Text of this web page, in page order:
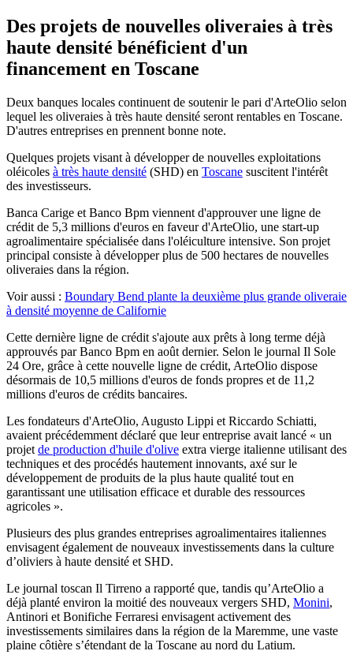
Des projets de nouvelles oliveraies à très
haute densité bénéficient d'un
financement en Toscane
Deux banques locales continuent de soutenir le pari d'ArteOlio selon
lequel les oliveraies à très haute densité seront rentables en Toscane.
D'autres entreprises en prennent bonne note.
Quelques projets visant à développer de nouvelles exploitations
oléicoles à très haute densité (SHD) en Toscane suscitent l'intérêt
des investisseurs.
Banca Carige et Banco Bpm viennent d'approuver une ligne de
crédit de 5,3 millions d'euros en faveur d'ArteOlio, une start-up
agroalimentaire spécialisée dans l'oléiculture intensive. Son projet
principal consiste à développer plus de 500 hectares de nouvelles
oliveraies dans la région.
Voir aussi : Boundary Bend plante la deuxième plus grande oliveraie
à densité moyenne de Californie
Cette dernière ligne de crédit s'ajoute aux prêts à long terme déjà
approuvés par Banco Bpm en août dernier. Selon le journal Il Sole
24 Ore, grâce à cette nouvelle ligne de crédit, ArteOlio dispose
désormais de 10,5 millions d'euros de fonds propres et de 11,2
millions d'euros de crédits bancaires.
Les fondateurs d'ArteOlio, Augusto Lippi et Riccardo Schiatti,
avaient précédemment déclaré que leur entreprise avait lancé « un
projet de production d'huile d'olive extra vierge italienne utilisant des
techniques et des procédés hautement innovants, axé sur le
développement de produits de la plus haute qualité tout en
garantissant une utilisation efficace et durable des ressources
agricoles ».
Plusieurs des plus grandes entreprises agroalimentaires italiennes
envisagent également de nouveaux investissements dans la culture
d’oliviers à haute densité et SHD.
Le journal toscan Il Tirreno a rapporté que, tandis qu’ArteOlio a
déjà planté environ la moitié des nouveaux vergers SHD, Monini,
Antinori et Bonifiche Ferraresi envisagent activement des
investissements similaires dans la région de la Maremme, une vaste
plaine côtière s’étendant de la Toscane au nord du Latium.